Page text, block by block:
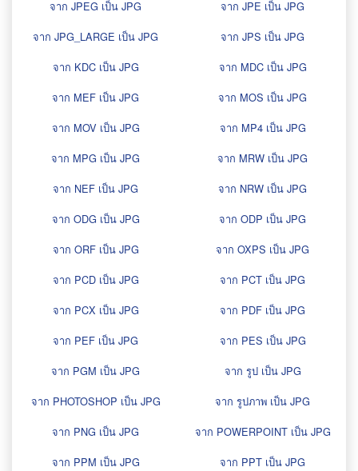
จาก JPEG เป็น JPG
จาก JPE เป็น JPG
จาก JPG_LARGE เป็น JPG
จาก JPS เป็น JPG
จาก KDC เป็น JPG
จาก MDC เป็น JPG
จาก MEF เป็น JPG
จาก MOS เป็น JPG
จาก MOV เป็น JPG
จาก MP4 เป็น JPG
จาก MPG เป็น JPG
จาก MRW เป็น JPG
จาก NEF เป็น JPG
จาก NRW เป็น JPG
จาก ODG เป็น JPG
จาก ODP เป็น JPG
จาก ORF เป็น JPG
จาก OXPS เป็น JPG
จาก PCD เป็น JPG
จาก PCT เป็น JPG
จาก PCX เป็น JPG
จาก PDF เป็น JPG
จาก PEF เป็น JPG
จาก PES เป็น JPG
จาก PGM เป็น JPG
จาก รูป เป็น JPG
จาก PHOTOSHOP เป็น JPG
จาก รูปภาพ เป็น JPG
จาก PNG เป็น JPG
จาก POWERPOINT เป็น JPG
จาก PPM เป็น JPG
จาก PPT เป็น JPG